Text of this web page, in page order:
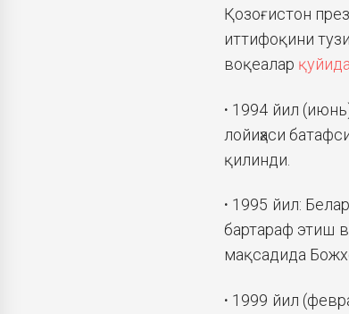
Қозоғистон
иттифоқини
воқеалар
· 1994 йил
лойиҳаси
қилинди.
· 1995 йил:
бартараф этиш
мақсадида
· 1999 йил